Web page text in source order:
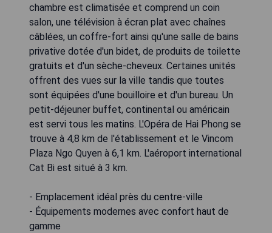
chambre est climatisée et comprend un coin
salon, une télévision à écran plat avec chaînes
câblées, un coffre-fort ainsi qu'une salle de bains
privative dotée d'un bidet, de produits de toilette
gratuits et d'un sèche-cheveux. Certaines unités
offrent des vues sur la ville tandis que toutes
sont équipées d'une bouilloire et d'un bureau. Un
petit-déjeuner buffet, continental ou américain
est servi tous les matins. L'Opéra de Hai Phong se
trouve à 4,8 km de l'établissement et le Vincom
Plaza Ngo Quyen à 6,1 km. L'aéroport international
Cat Bi est situé à 3 km.
- Emplacement idéal près du centre-ville
- Équipements modernes avec confort haut de
gamme